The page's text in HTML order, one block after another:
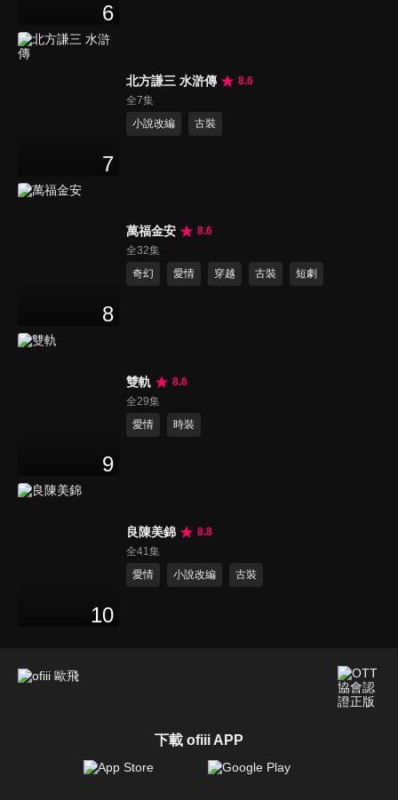
6
7
北方謙三 水滸傳
8.6
全7集
小說改編
古裝
8
萬福金安
8.6
全32集
奇幻
愛情 穿越 古裝 短劇
9
雙軌
8.6
全29集
愛情
時裝
10
良陳美錦
8.8
全41集
愛情
小說改編 古裝
下載 ofiii APP